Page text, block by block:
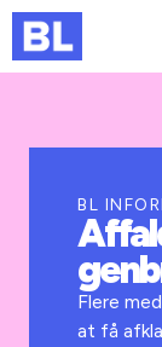
Kurser og
Jobportalen
BL
Flere
at få